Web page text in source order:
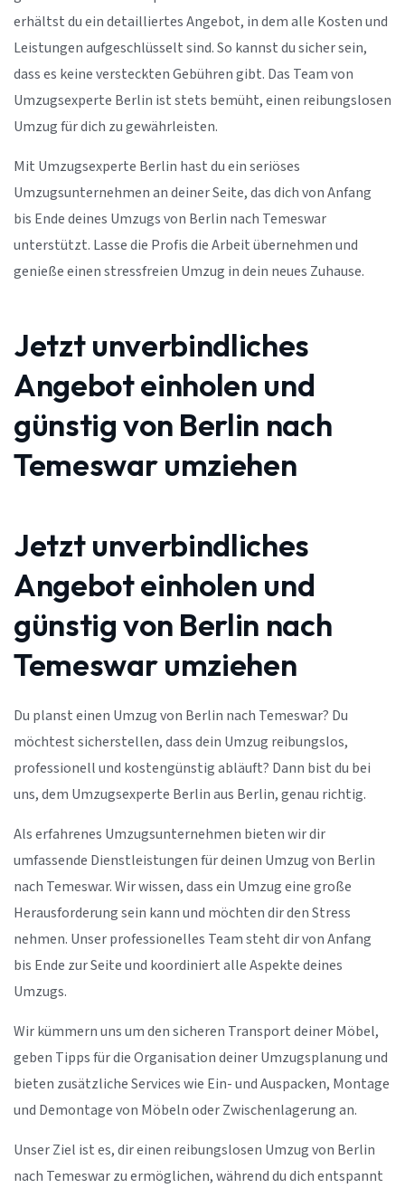
erhältst du ein detailliertes Angebot, in dem alle Kosten und
Leistungen aufgeschlüsselt sind. So kannst du sicher sein,
dass es keine versteckten Gebühren gibt. Das Team von
Umzugsexperte Berlin ist stets bemüht, einen reibungslosen
Umzug für dich zu gewährleisten.
Mit Umzugsexperte Berlin hast du ein seriöses
Umzugsunternehmen an deiner Seite, das dich von Anfang
bis Ende deines Umzugs von Berlin nach Temeswar
unterstützt. Lasse die Profis die Arbeit übernehmen und
genieße einen stressfreien Umzug in dein neues Zuhause.
Jetzt unverbindliches
Angebot einholen und
günstig von Berlin nach
Temeswar umziehen
Jetzt unverbindliches
Angebot einholen und
günstig von Berlin nach
Temeswar umziehen
Du planst einen Umzug von Berlin nach Temeswar? Du
möchtest sicherstellen, dass dein Umzug reibungslos,
professionell und kostengünstig abläuft? Dann bist du bei
uns, dem Umzugsexperte Berlin aus Berlin, genau richtig.
Als erfahrenes Umzugsunternehmen bieten wir dir
umfassende Dienstleistungen für deinen Umzug von Berlin
nach Temeswar. Wir wissen, dass ein Umzug eine große
Herausforderung sein kann und möchten dir den Stress
nehmen. Unser professionelles Team steht dir von Anfang
bis Ende zur Seite und koordiniert alle Aspekte deines
Umzugs.
Wir kümmern uns um den sicheren Transport deiner Möbel,
geben Tipps für die Organisation deiner Umzugsplanung und
bieten zusätzliche Services wie Ein- und Auspacken, Montage
und Demontage von Möbeln oder Zwischenlagerung an.
Unser Ziel ist es, dir einen reibungslosen Umzug von Berlin
nach Temeswar zu ermöglichen, während du dich entspannt